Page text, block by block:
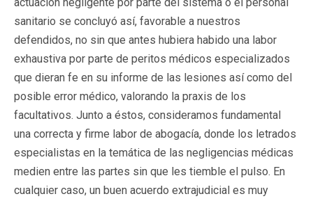
sanitario se concluyó así, favorable a nuestros
defendidos, no sin que antes hubiera habido una labor
exhaustiva por parte de peritos médicos especializados
que dieran fe en su informe de las lesiones así como del
posible error médico, valorando la praxis de los
facultativos. Junto a éstos, consideramos fundamental
una correcta y firme labor de abogacía, donde los letrados
especialistas en la temática de las negligencias médicas
medien entre las partes sin que les tiemble el pulso. En
cualquier caso, un buen acuerdo extrajudicial es muy